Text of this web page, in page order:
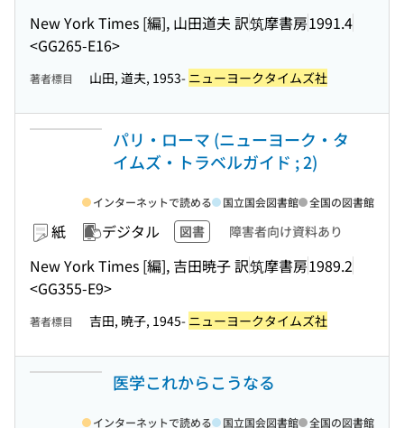
New York Times [編], 山田道夫 訳筑摩書房1991.4
<GG265-E16>
著者標目 山田, 道夫, 1953- ニューヨークタイムズ社
パリ・ローマ (ニューヨーク・タ
イムズ・トラベルガイド ; 2)
紙 デジタル 図書 障害者向け資料あり
New York Times [編], 吉田暁子 訳筑摩書房1989.2
<GG355-E9>
インターネットで読める 国立国会図書館 全国の図書館
著者標目 吉田, 暁子, 1945- ニューヨークタイムズ社
医学これからこうなる
インターネットで読める 国立国会図書館 全国の図書館